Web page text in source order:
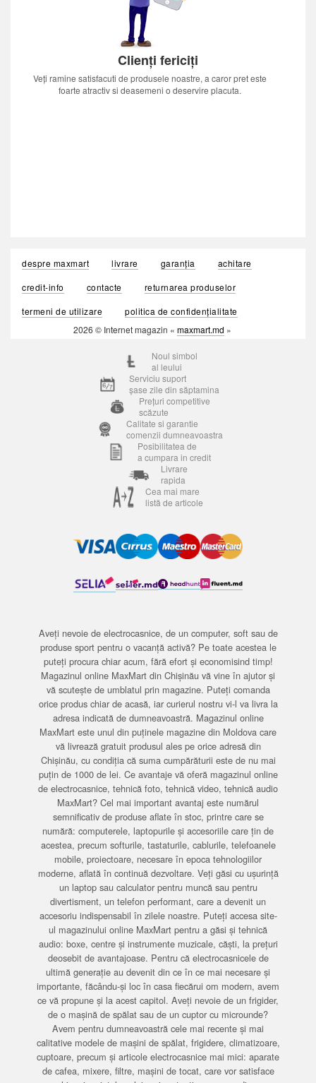
Clienți fericiți
Veți ramine satisfacuti de produsele noastre, a caror pret este
foarte atractiv si deasemeni o deservire placuta.
despre maxmart livrare garanția
achitare
credit-info
contacte
returnarea produselor
termeni de utilizare
politica de confidențialitate
2026 © Internet magazin « maxmart.md »
Noul simbol
al leului
Serviciu suport
șase zile din săptamina
Prețuri competitive
scăzute
Calitate si garantie
comenzii dumneavoastra
Posibilitatea de
a cumpara in credit
Livrare
rapida
Cea mai mare
listă de articole
Aveți nevoie de electrocasnice, de un computer, soft sau de
produse sport pentru o vacanță activă? Pe toate acestea le
puteți procura chiar acum, fără efort și economisind timp!
Magazinul online MaxMart din Chișinău vă vine în ajutor și
vă scutește de umblatul prin magazine. Puteți comanda
orice produs chiar de acasă, iar curierul nostru vi-l va livra la
adresa indicată de dumneavoastră. Magazinul online
MaxMart este unul din puținele magazine din Moldova care
vă livrează gratuit produsul ales pe orice adresă din
Chișinău, cu condiția că suma cumpărăturii este de nu mai
puțin de 1000 de lei. Ce avantaje vă oferă magazinul online
de electrocasnice, tehnică foto, tehnică video, tehnică audio
MaxMart? Cel mai important avantaj este numărul
semnificativ de produse aflate în stoc, printre care se
numără: computerele, laptopurile și accesoriile care țin de
acestea, precum softurile, tastaturile, cablurile, telefoanele
mobile, proiectoare, necesare în epoca tehnologiilor
moderne, aflată în continuă dezvoltare. Veți găsi cu ușurință
un laptop sau calculator pentru muncă sau pentru
divertisment, un telefon performant, care a devenit un
accesoriu indispensabil în zilele noastre. Puteți accesa site-
ul magazinului online MaxMart pentru a găsi și tehnică
audio: boxe, centre și instrumente muzicale, căști, la prețuri
deosebit de avantajoase. Pentru că electrocasnicele de
ultimă generație au devenit din ce în ce mai necesare și
importante, făcându-și loc în casa fiecărui om modern, avem
ce vă propune și la acest capitol. Aveți nevoie de un frigider,
de o mașină de spălat sau de un cuptor cu microunde?
Avem pentru dumneavoastră cele mai recente și mai
calitative modele de mașini de spălat, frigidere, climatizoare,
cuptoare, precum și articole electrocasnice mai mici: aparate
de cafea, mixere, filtre, mașini de tocat, care vor satisface